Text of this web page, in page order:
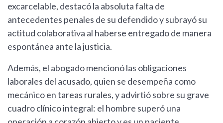
excarcelable, destacó la absoluta falta de
antecedentes penales de su defendido y subrayó su
actitud colaborativa al haberse entregado de manera
espontánea ante la justicia.
Además, el abogado mencionó las obligaciones
laborales del acusado, quien se desempeña como
mecánico en tareas rurales, y advirtió sobre su grave
cuadro clínico integral: el hombre superó una